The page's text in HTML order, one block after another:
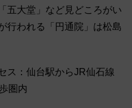
五大堂」など見どころがい
行われる「円通院」は松島
ス：仙台駅からJR仙石線
圏内